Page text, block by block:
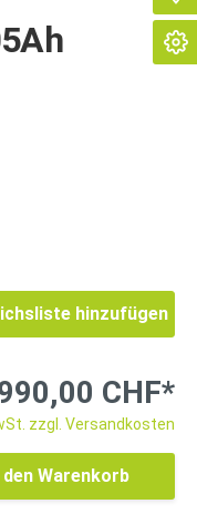
hinzufügen
CHF*
zzgl. Versandkosten
den Warenkorb